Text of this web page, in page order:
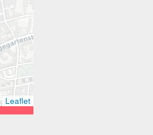
Leaflet